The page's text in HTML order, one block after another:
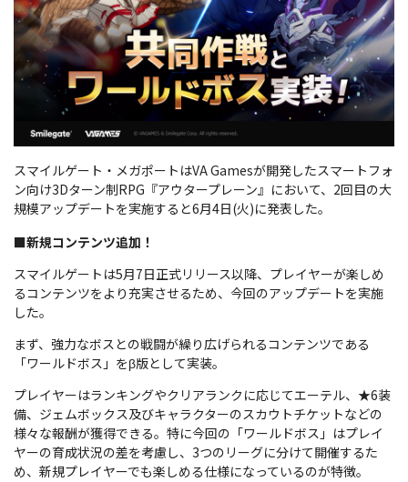
スマイルゲート・メガポートはVA Gamesが開発したスマートフォ
ン向け3Dターン制RPG『アウタープレーン』において、2回目の大
規模アップデートを実施すると6月4日(火)に発表した。
■新規コンテンツ追加！
スマイルゲートは5月7日正式リリース以降、プレイヤーが楽しめ
るコンテンツをより充実させるため、今回のアップデートを実施
した。
まず、強力なボスとの戦闘が繰り広げられるコンテンツである
「ワールドボス」をβ版として実装。
プレイヤーはランキングやクリアランクに応じてエーテル、★6装
備、ジェムボックス及びキャラクターのスカウトチケットなどの
様々な報酬が獲得できる。特に今回の「ワールドボス」はプレイ
ヤーの育成状況の差を考慮し、3つのリーグに分けて開催するた
め、新規プレイヤーでも楽しめる仕様になっているのが特徴。